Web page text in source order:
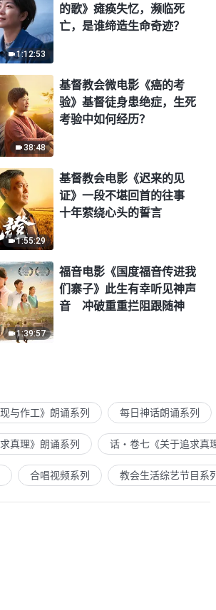
1:12:53
的歌》瘫痪失忆，濒临死
亡，是谁缔造生命奇迹？
38:48
基督教会微电影《癌的考
验》基督徒身患绝症，生死
考验中如何经历？
1:55:29
基督教会电影《迟来的见
证》一段不堪回首的往事
十年萦绕心头的誓言
1:39:57
福音电影《国度福音传进我
们寨子》此生有幸听见神声
音 冲破重重拦阻跟随神
与作工》朗诵系列 每日神话朗诵系列
真理》朗诵系列 话・卷七《关于追求真
合唱视频系列 教会生活综艺节目系